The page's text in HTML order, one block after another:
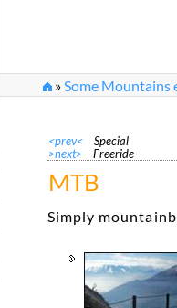
»Some Mountains
<prev< Special
>next> Freeride
MTB
Simply